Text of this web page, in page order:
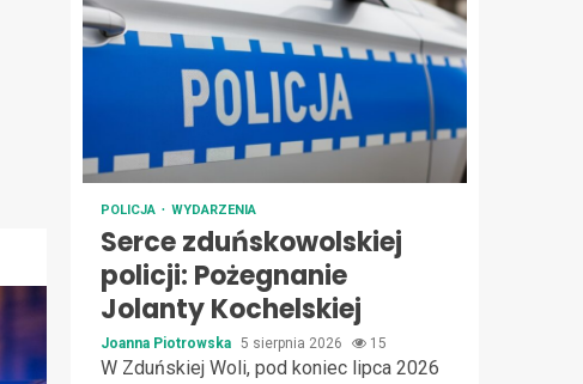
POLICJA WYDARZENIA
Serce zduńskowolskiej
policji: Pożegnanie
Jolanty Kochelskiej
Joanna Piotrowska 5 sierpnia 2026 15
W Zduńskiej Woli, pod koniec lipca 2026